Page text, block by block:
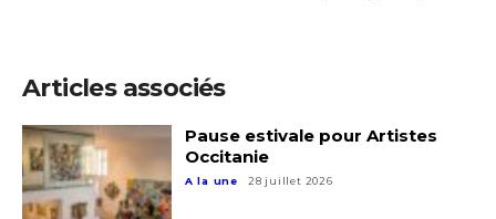
Articles associés
Pause estivale pour Artistes
Occitanie
A la une 28 juillet 2026